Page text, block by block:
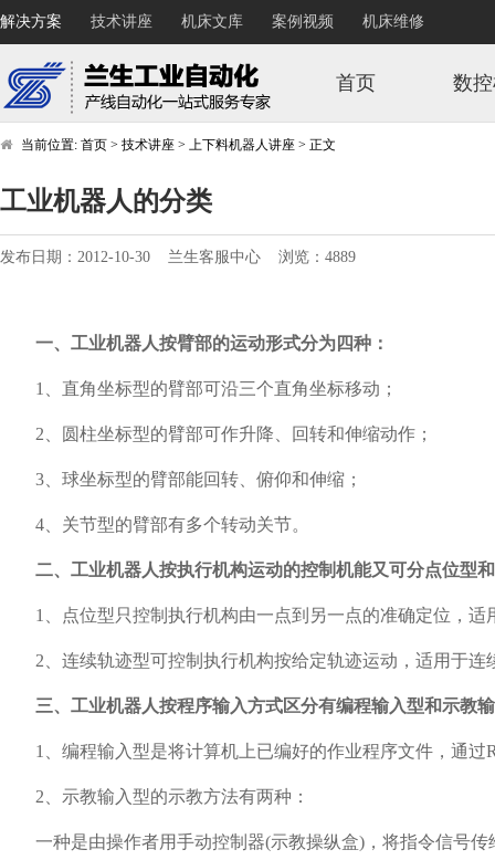
解决方案 技术讲座 机床文库 案例视频 机床维修
首页 数
当前位置: 首页 > 技术讲座 > 上下料机器人讲座 > 正文
工业机器人的分类
发布日期：2012-10-30 兰生客服中心 浏览：4889
一、工业机器人按臂部的运动形式分为四种：
1、直角坐标型的臂部可沿三个直角坐标移动；
2、圆柱坐标型的臂部可作升降、回转和伸缩动作；
3、球坐标型的臂部能回转、俯仰和伸缩；
4、关节型的臂部有多个转动关节。
二、工业机器人按执行机构运动的控制机能又可分点位型
1、点位型只控制执行机构由一点到另一点的准确定位，适
2、连续轨迹型可控制执行机构按给定轨迹运动，适用于连
三、工业机器人按程序输入方式区分有编程输入型和示教
1、编程输入型是将计算机上已编好的作业程序文件，通过
2、示教输入型的示教方法有两种：
一种是由操作者用手动控制器(示教操纵盒)，将指令信号传